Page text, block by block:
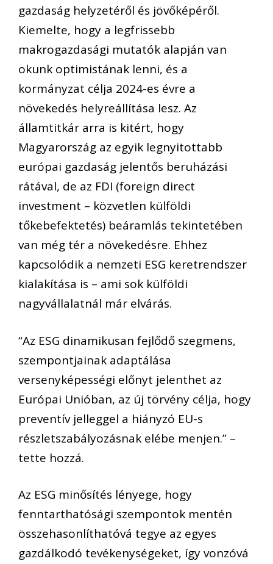
gazdaság helyzetéről és jövőképéről.
Kiemelte, hogy a legfrissebb
makrogazdasági mutatók alapján van
okunk optimistának lenni, és a
kormányzat célja 2024-es évre a
növekedés helyreállítása lesz. Az
államtitkár arra is kitért, hogy
Magyarország az egyik legnyitottabb
európai gazdaság jelentős beruházási
rátával, de az FDI (foreign direct
investment – közvetlen külföldi
tőkebefektetés) beáramlás tekintetében
van még tér a növekedésre. Ehhez
kapcsolódik a nemzeti ESG keretrendszer
kialakítása is – ami sok külföldi
nagyvállalatnál már elvárás.
“Az ESG dinamikusan fejlődő szegmens,
szempontjainak adaptálása
versenyképességi előnyt jelenthet az
Európai Unióban, az új törvény célja, hogy
preventív jelleggel a hiányzó EU-s
részletszabályozásnak elébe menjen.” –
tette hozzá.
Az ESG minősítés lényege, hogy
fenntarthatósági szempontok mentén
összehasonlíthatóvá tegye az egyes
gazdálkodó tevékenységeket, így vonzóvá